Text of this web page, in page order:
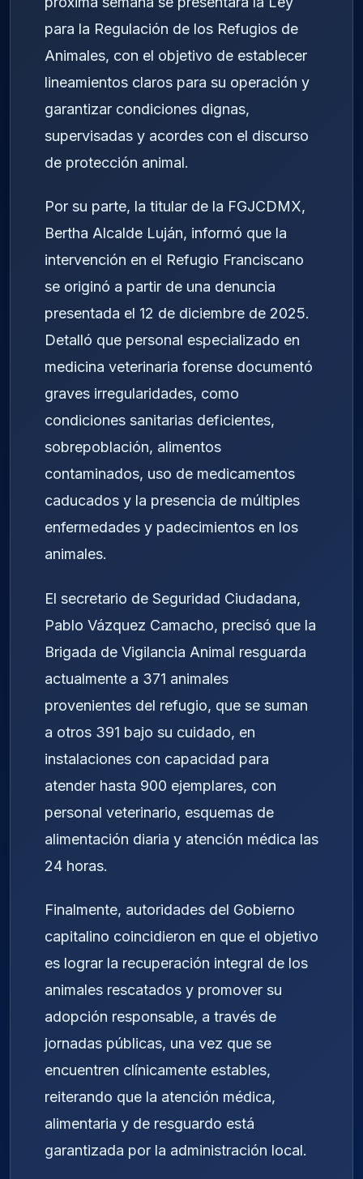
para la Regulación de los Refugios de
Animales, con el objetivo de establecer
lineamientos claros para su operación y
garantizar condiciones dignas,
supervisadas y acordes con el discurso
de protección animal.
Por su parte, la titular de la FGJCDMX,
Bertha Alcalde Luján, informó que la
intervención en el Refugio Franciscano
se originó a partir de una denuncia
presentada el 12 de diciembre de 2025.
Detalló que personal especializado en
medicina veterinaria forense documentó
graves irregularidades, como
condiciones sanitarias deficientes,
sobrepoblación, alimentos
contaminados, uso de medicamentos
caducados y la presencia de múltiples
enfermedades y padecimientos en los
animales.
El secretario de Seguridad Ciudadana,
Pablo Vázquez Camacho, precisó que la
Brigada de Vigilancia Animal resguarda
actualmente a 371 animales
provenientes del refugio, que se suman
a otros 391 bajo su cuidado, en
instalaciones con capacidad para
atender hasta 900 ejemplares, con
personal veterinario, esquemas de
alimentación diaria y atención médica las
24 horas.
Finalmente, autoridades del Gobierno
capitalino coincidieron en que el objetivo
es lograr la recuperación integral de los
animales rescatados y promover su
adopción responsable, a través de
jornadas públicas, una vez que se
encuentren clínicamente estables,
reiterando que la atención médica,
alimentaria y de resguardo está
garantizada por la administración local.